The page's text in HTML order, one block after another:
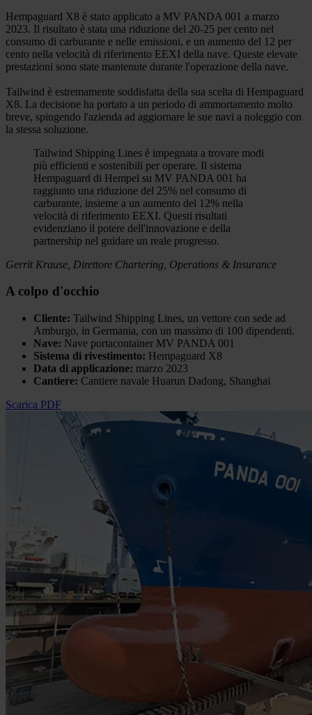
Hempaguard X8 è stato applicato a MV PANDA 001 a marzo
2023. Il risultato è stata una riduzione del 20-25 per cento nel
consumo di carburante e nelle emissioni, e un aumento del 12 per
cento nella velocità di riferimento EEXI della nave. Queste elevate
prestazioni sono state mantenute durante l'operazione della nave.
Tailwind è estremamente soddisfatta della sua scelta di Hempaguard
X8. La decisione ha portato a un periodo di ammortamento molto
breve, spingendo l'azienda ad aggiornare le sue navi a noleggio con
la stessa soluzione.
Tailwind Shipping Lines è impegnata a trovare modi
più efficienti e sostenibili per operare. Il sistema
Hempaguard di Hempel su MV PANDA 001 ha
raggiunto una riduzione del 25% nel consumo di
carburante, insieme a un aumento del 12% nella
velocità di riferimento EEXI. Questi risultati
evidenziano il potere dell'innovazione e della
partnership nel guidare un reale progresso.
Gerrit Krause, Direttore Chartering, Operations & Insurance
A colpo d'occhio
Cliente: Tailwind Shipping Lines, un vettore con sede ad
Amburgo, in Germania, con un massimo di 100 dipendenti.
Nave: Nave portacontainer MV PANDA 001
Sistema di rivestimento: Hempaguard X8
Data di applicazione: marzo 2023
Cantiere: Cantiere navale Huarun Dadong, Shanghai
Scarica PDF